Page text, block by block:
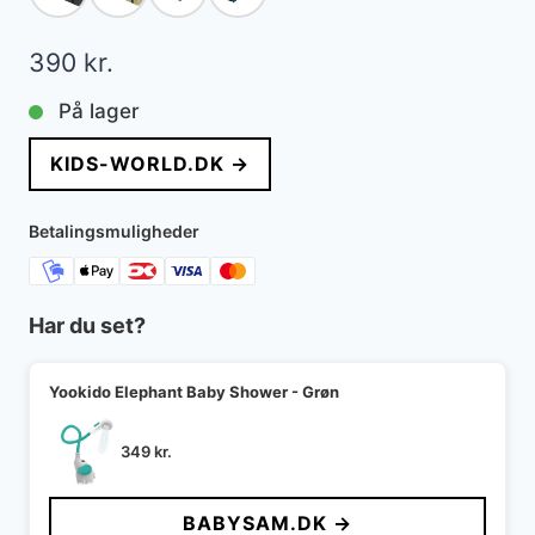
390 kr.
På lager
KIDS-WORLD.DK →
Betalingsmuligheder
Har du set?
Yookido Elephant Baby Shower - Grøn
349kr.
BABYSAM.DK →